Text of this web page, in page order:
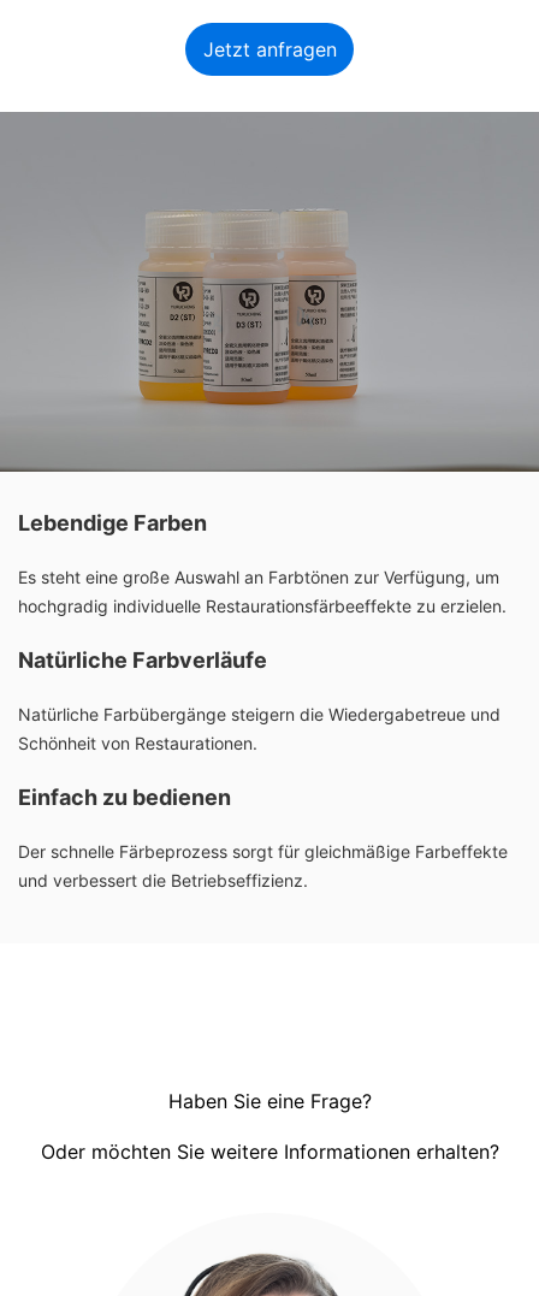
Jetzt anfragen
Lebendige Farben
Es steht eine große Auswahl an Farbtönen zur Verfügung, um
hochgradig individuelle Restaurationsfärbeeffekte zu erzielen.
Natürliche Farbverläufe
Natürliche Farbübergänge steigern die Wiedergabetreue und
Schönheit von Restaurationen.
Einfach zu bedienen
Der schnelle Färbeprozess sorgt für gleichmäßige Farbeffekte
und verbessert die Betriebseffizienz.
Haben Sie eine Frage?
Oder möchten Sie weitere Informationen erhalten?